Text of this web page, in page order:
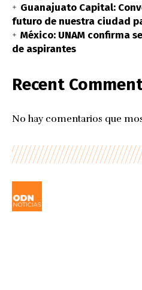
Guanajuato Capital:
futuro de nuestra ciudad
México: UNAM confirma
de aspirantes
Recent
No hay comentarios que